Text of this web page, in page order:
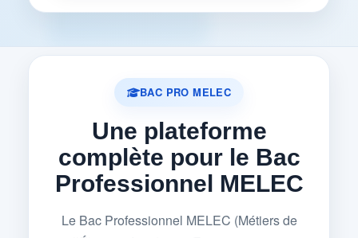
BAC PRO MELEC
Une plateforme
complète pour le Bac
Professionnel MELEC
Le Bac Professionnel MELEC (Métiers de